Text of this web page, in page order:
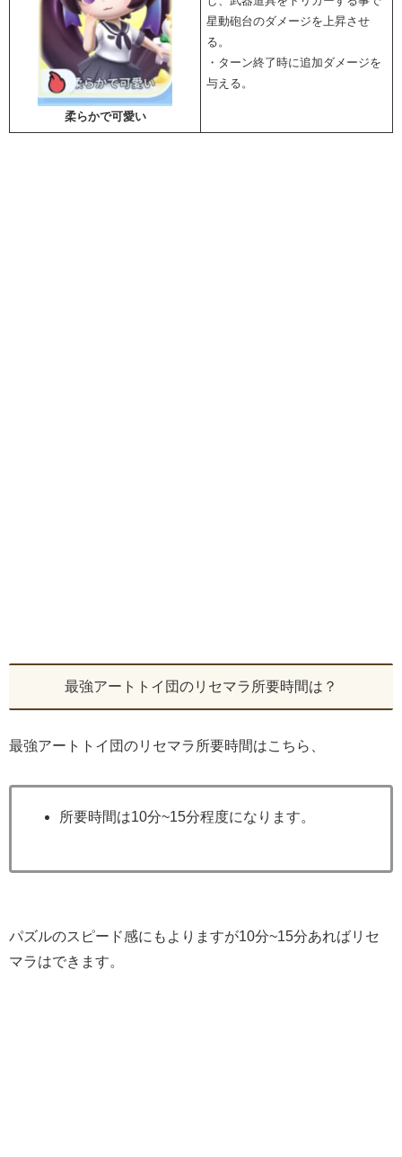
柔らかで可愛い
星動砲台のダメージを上昇させ
る。
・ターン終了時に追加ダメージを
与える。
最強アートトイ団のリセマラ所要時間は？
最強アートトイ団のリセマラ所要時間はこちら、
所要時間は10分~15分程度になります。
パズルのスピード感にもよりますが10分~15分あればリセ
マラはできます。